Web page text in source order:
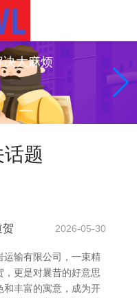
大麻烦
题
贺 2026-05-30
运输有限公司，一束精
更是对曩昔的好意思
和丰富的寓意，成为开